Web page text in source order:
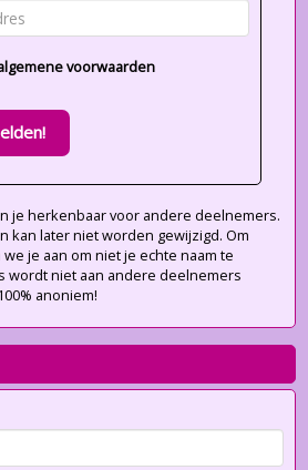
voorwaarden
je herkenbaar voor andere deelnemers.
kan later niet worden gewijzigd. Om
je aan om niet je echte naam te
wordt niet aan andere deelnemers
anoniem!